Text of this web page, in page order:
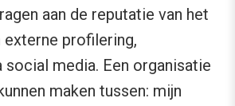
aan de reputatie van het
profilering,
media. Een organisatie
maken tussen: mijn